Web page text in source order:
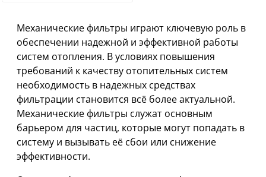
Механические фильтры играют ключевую роль в
обеспечении надежной и эффективной работы
систем отопления. В условиях повышения
требований к качеству отопительных систем
необходимость в надежных средствах
фильтрации становится всё более актуальной.
Механические фильтры служат основным
барьером для частиц, которые могут попадать в
систему и вызывать её сбои или снижение
эффективности.